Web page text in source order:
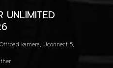
UNLIMITED
kamera, Uconnect 5,